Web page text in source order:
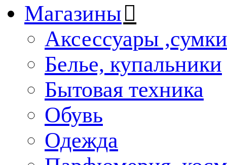
Магазины
Аксессуары ,сумки
Белье, купальники
Бытовая техника
Обувь
Одежда